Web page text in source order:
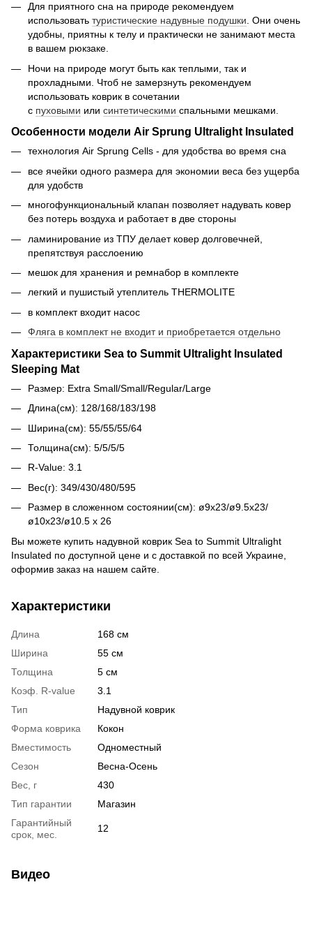
Для приятного сна на природе рекомендуем
использовать туристические надувные подушки . Они очень
удобны, приятны к телу и практически не занимают места
в вашем рюкзаке.
Ночи на природе могут быть как теплыми, так и
прохладными. Чтоб не замерзнуть рекомендуем
использовать коврик в сочетании
с пуховыми или синтетическими спальными мешками.
Особенности модели Air Sprung Ultralight Insulated
технология Air Sprung Cells - для удобства во время сна
все ячейки одного размера для экономии веса без ущерба
для удобств
многофункциональный клапан позволяет надувать ковер
без потерь воздуха и работает в две стороны
ламинирование из ТПУ делает ковер долговечней,
препятствуя расслоению
мешок для хранения и ремнабор в комплекте
легкий и пушистый утеплитель THERMOLITE
в комплект входит насос
Фляга в комплект не входит и приобретается отдельно
Характеристики Sea to Summit Ultralight Insulated
Sleeping Mat
Размер: Extra Small/Small/Regular/Large
Длина(см): 128/168/183/198
Ширина(см): 55/55/55/64
Толщина(см): 5/5/5/5
R-Value: 3.1
Вес(г): 349/430/480/595
Размер в сложенном состоянии(см): ø9x23/ø9.5x23/
ø10x23/ø10.5 x 26
Вы можете купить надувной коврик Sea to Summit Ultralight
Insulated по доступной цене и с доставкой по всей Украине,
оформив заказ на нашем сайте.
Характеристики
Длина
168 см
Ширина
55 см
Толщина
5 см
Коэф. R-value
3.1
Тип
Надувной коврик
Форма коврика
Кокон
Вместимость
Одноместный
Сезон
Весна-Осень
Вес, г
430
Тип гарантии
Магазин
Гарантийный
срок, мес.
12
Видео